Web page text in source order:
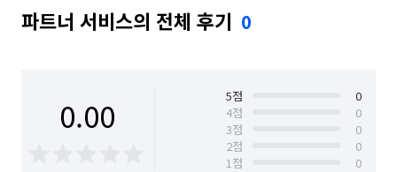
파트너 서비스의 전체 후기 0
0.00 5점
0
4점
0
3점
0
2점
0
1점
0